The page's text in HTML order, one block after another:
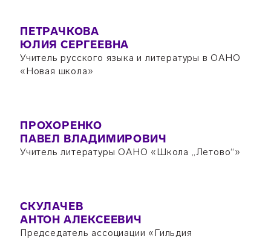
ПЕТРАЧКОВА
ЮЛИЯ СЕРГЕЕВНА
Учитель русского языка и литературы в ОАНО
«Новая школа»
ПРОХОРЕНКО
ПАВЕЛ ВЛАДИМИРОВИЧ
Учитель литературы ОАНО «Школа „Летово“»
СКУЛАЧЕВ
АНТОН АЛЕКСЕЕВИЧ
Председатель ассоциации «Гильдия